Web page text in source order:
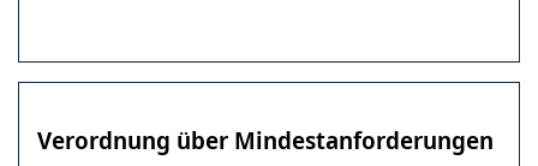
Verordnung über Mindestanforderungen